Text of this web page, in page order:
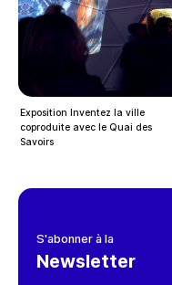
Exposition Inventez la ville
coproduite avec le Quai des
Savoirs
S'abonner à la
Newsletter